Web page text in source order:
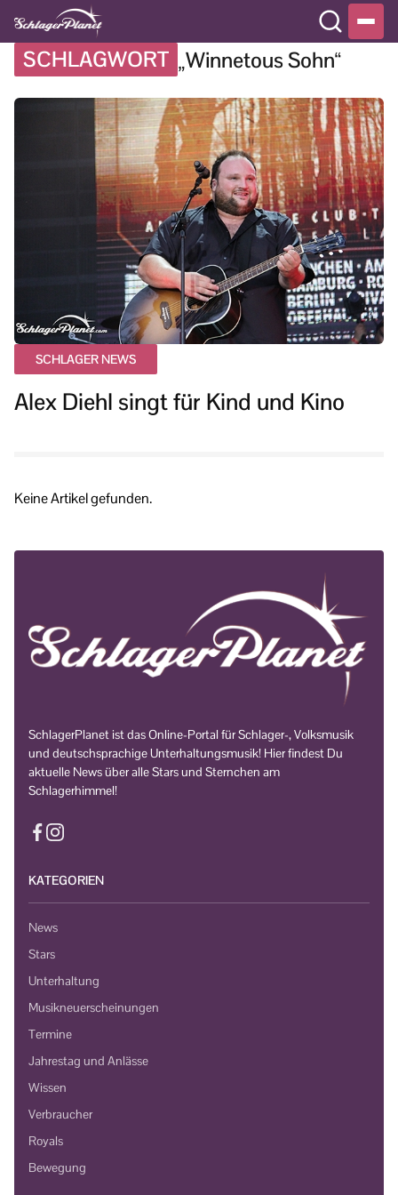
SCHLAGWORT „Winnetous Sohn“
SCHLAGER NEWS
Alex Diehl singt für Kind und Kino
Keine Artikel gefunden.
SchlagerPlanet ist das Online-Portal für Schlager-, Volksmusik
und deutschsprachige Unterhaltungsmusik! Hier findest Du
aktuelle News über alle Stars und Sternchen am
Schlagerhimmel!
KATEGORIEN
News
Stars
Unterhaltung
Musikneuerscheinungen
Termine
Jahrestag und Anlässe
Wissen
Verbraucher
Royals
Bewegung